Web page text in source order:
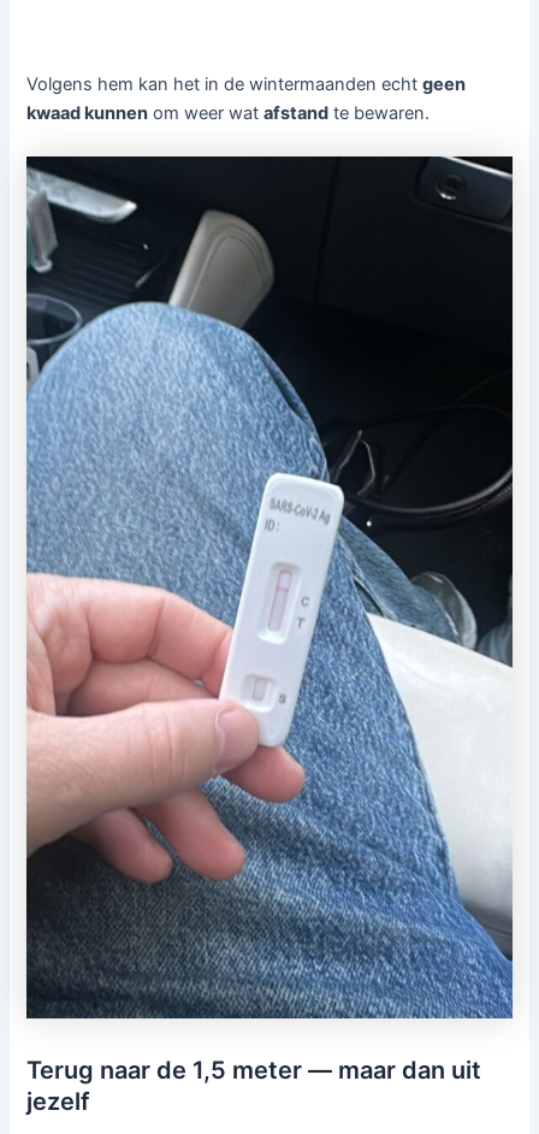
Volgens hem kan het in de wintermaanden echtgeen
kwaad kunnen om weer watafstand te bewaren.
Terug naar de 1,5 meter — maar dan uit
jezelf